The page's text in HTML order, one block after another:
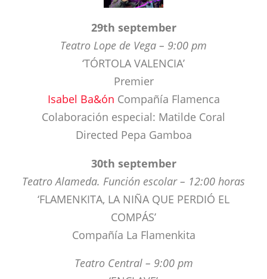
‘TÓRTOLA VALENCIA’
Premier
Isabel Ba&ónCompañía Flamenca
Colaboración especial: Matilde Coral
Directed Pepa Gamboa
30th september
Teatro Alameda. Función escolar – 12:00 horas
‘FLAMENKITA, LA NIÑA QUE PERDIÓ EL
COMPÁS’
Compañía La Flamenkita
Teatro Central – 9:00 pm
‘ENCLAVE’
Pedro Ricardo Miño